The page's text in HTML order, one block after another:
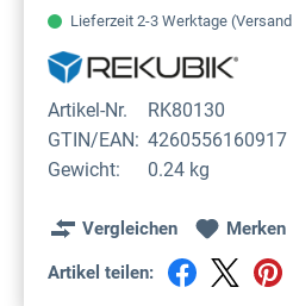
Lieferzeit 2-3 Werktage
Artikel-Nr.
RK80130
GTIN/EAN: 4260556160917
Gewicht:
0.24 kg
Vergleichen Merken
Artikel teilen: